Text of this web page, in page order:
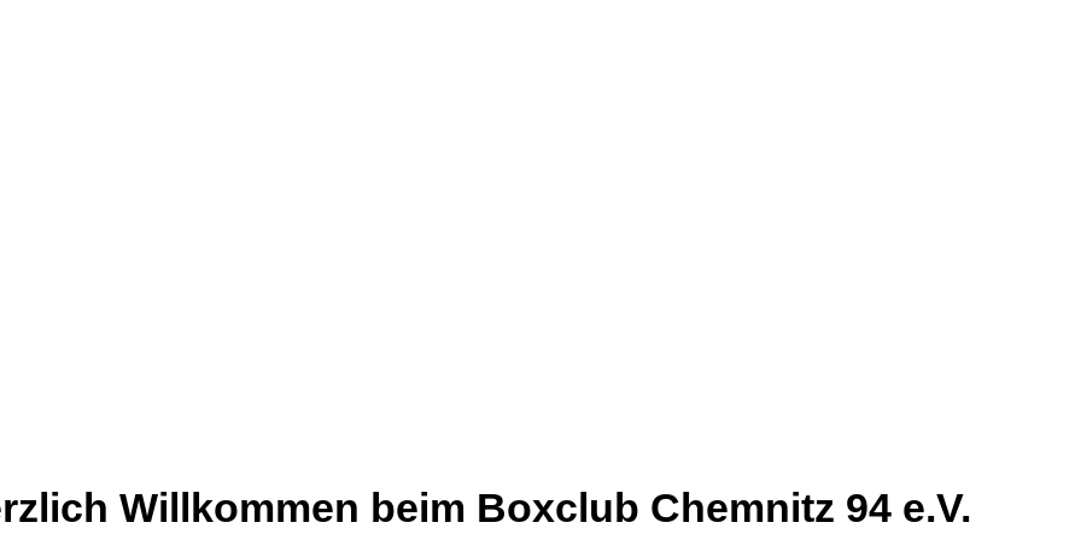
Willkommen beim Boxclub Chemnitz 94 e.V.